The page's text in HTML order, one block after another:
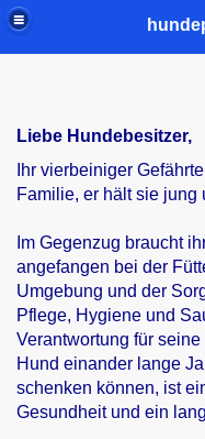
Liebe Hundebesitzer,
Ihr vierbeiniger
Familie, er hält sie jung
Im Gegenzug braucht
angefangen bei der
Umgebung und der
Pflege, Hygiene und
Verantwortung für
Hund einander lange
schenken können, ist
Gesundheit und ein